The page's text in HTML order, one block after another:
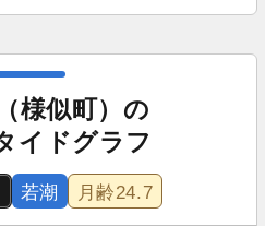
様似町）の
イドグラフ
若潮 月齢24.7